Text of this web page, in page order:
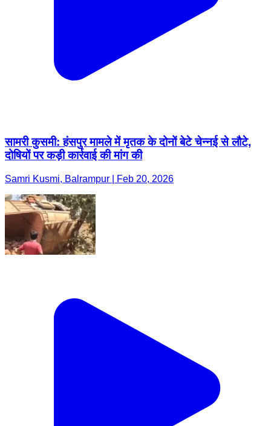
सामरी कुसमी: हंसपुर मामले में मृतक के दोनों बेटे चेन्नई से लौटे,
दोषियों पर कड़ी कार्रवाई की मांग की
Samri Kusmi, Balrampur | Feb 20, 2026